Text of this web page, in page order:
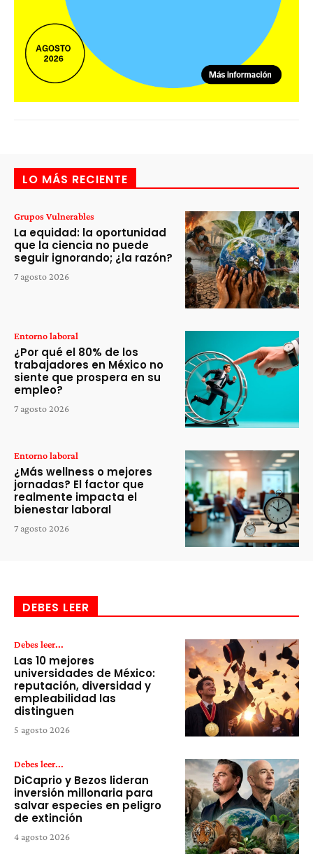
LO MÁS RECIENTE
Grupos Vulnerables
La equidad: la oportunidad
que la ciencia no puede
seguir ignorando; ¿la razón?
7 agosto 2026
Entorno laboral
¿Por qué el 80% de los
trabajadores en México no
siente que prospera en su
empleo?
7 agosto 2026
Entorno laboral
¿Más wellness o mejores
jornadas? El factor que
realmente impacta el
bienestar laboral
7 agosto 2026
DEBES LEER
Debes leer...
Las 10 mejores
universidades de México:
reputación, diversidad y
empleabilidad las
distinguen
5 agosto 2026
Debes leer...
DiCaprio y Bezos lideran
inversión millonaria para
salvar especies en peligro
de extinción
4 agosto 2026